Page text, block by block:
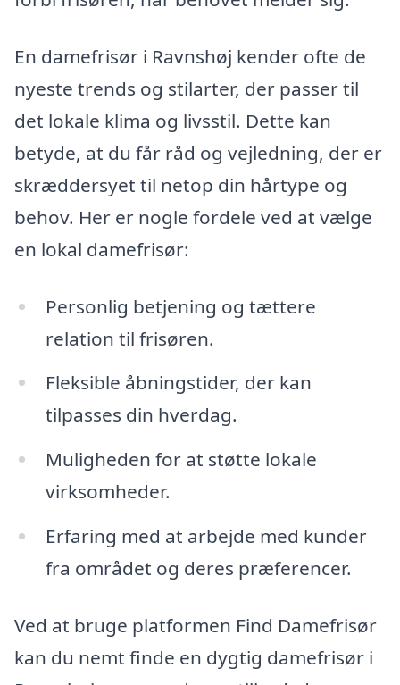
En damefrisør i Ravnshøj kender ofte de
nyeste trends og stilarter, der passer til
det lokale klima og livsstil. Dette kan
betyde, at du får råd og vejledning, der er
skræddersyet til netop din hårtype og
behov. Her er nogle fordele ved at vælge
en lokal damefrisør:
Personlig betjening og tættere
relation til frisøren.
Fleksible åbningstider, der kan
tilpasses din hverdag.
Muligheden for at støtte lokale
virksomheder.
Erfaring med at arbejde med kunder
fra området og deres præferencer.
Ved at bruge platformen Find Damefrisør
kan du nemt finde en dygtig damefrisør i